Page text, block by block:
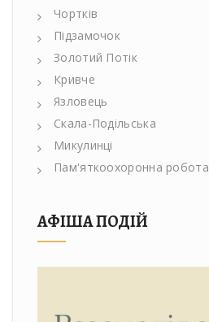
Чортків
Підзамочок
Золотий Потік
Кривче
Язловець
Скала-Подільська
Микулинці
Пам'яткоохоронна робота
АФІША ПОДІЙ